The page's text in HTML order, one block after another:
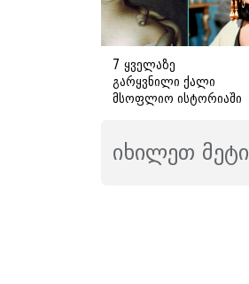
7 ყველაზე
გარყვნილი ქალი
მსოფლიო ისტორიაში
იხილეთ მეტი